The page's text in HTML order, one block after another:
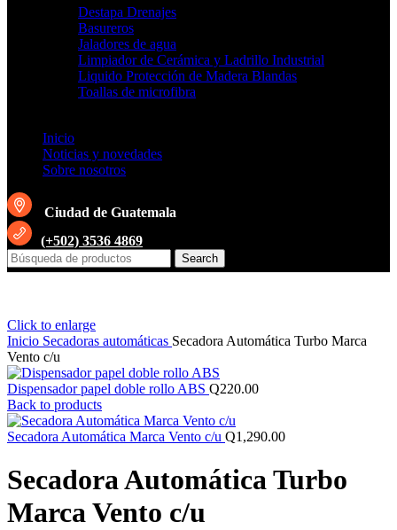
Destapa Drenajes
Basureros
Jaladores de agua
Limpiador de Cerámica y Ladrillo Industrial
Liquido Protección de Madera Blandas
Toallas de microfibra
Inicio
Noticias y novedades
Sobre nosotros
Ciudad de Guatemala
(+502) 3536 4869
Search
Click to enlarge
Inicio Secadoras automáticas Secadora Automática Turbo Marca
Vento c/u
Dispensador papel doble rollo ABS Q220.00
Back to products
Secadora Automática Marca Vento c/u Q1,290.00
Secadora Automática Turbo
Marca Vento c/u